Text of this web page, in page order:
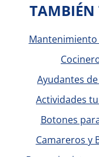
TAMBIÉN
Mantenimiento
Ayudantes
Actividades
Botones
Camareros y